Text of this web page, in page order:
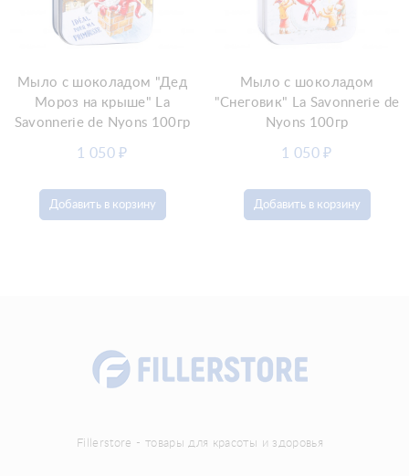
Добавить в корзину
Мыло c шоколадом "Дед
Мороз на крыше" La
Savonnerie de Nyons 100гр
1 050₽
Добавить в корзину
Мыло c шоколадом
"Снеговик" La Savonnerie de
Nyons 100гр
1 050₽
Fillerstore - товары для красоты и здоровья